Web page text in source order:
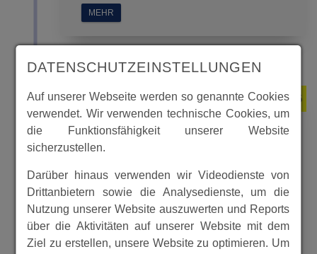
MEHR
Spangenberger Zeitungen
Jahrgang 1936 Teil II Nrn. 51 bis
100
1936
DATENSCHUTZEINSTELLUNGEN
Auf unserer Webseite werden so genannte Cookies
verwendet. Wir verwenden technische Cookies, um
die Funktionsfähigkeit unserer Website
sicherzustellen.
Darüber hinaus verwenden wir Videodienste von
Drittanbietern sowie die Analysedienste, um die
Nutzung unserer Website auszuwerten und Reports
über die Aktivitäten auf unserer Website mit dem
Ziel zu erstellen, unsere Website zu optimieren. Um